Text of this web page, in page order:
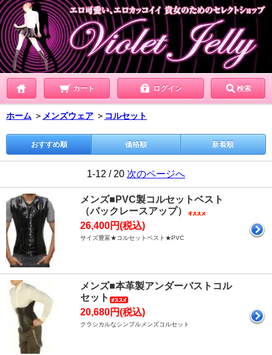
カート ログイン 検索
ホーム ＞ メンズウェア ＞ コルセット
おすすめ順 価格順 新着順
1-12 / 20 次のページへ
メンズ■PVC製コルセットベスト
（バックレースアップ）
26,400円(税込)
サイズ豊富★コルセットベスト★PVC
メンズ■本革製アンダーバストコル
セット
20,680円(税込)
クラシカルなシンプルメンズコルセット